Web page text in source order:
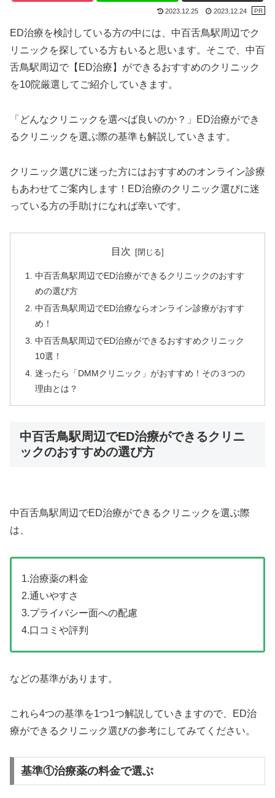
2023.12.25 2023.12.24
ED治療を検討している方の中には、中百舌鳥駅周辺でク
リニックを探している方もいると思います。そこで、中百
舌鳥駅周辺で【ED治療】ができるおすすめのクリニック
を10院厳選してご紹介していきます。
「どんなクリニックを選べば良いのか？」ED治療ができ
るクリニックを選ぶ際の基準も解説していきます。
クリニック選びに迷った方にはおすすめのオンライン診療
もあわせてご案内します！ED治療のクリニック選びに迷
っている方の手助けになれば幸いです。
目次
中百舌鳥駅周辺でED治療ができるクリニックのおすす
めの選び方
中百舌鳥駅周辺でED治療ならオンライン診療がおすす
め！
中百舌鳥駅周辺でED治療ができるおすすめクリニック
10選！
迷ったら「DMMクリニック」がおすすめ！その３つの
理由とは？
中百舌鳥駅周辺でED治療ができるクリニ
ックのおすすめの選び方
中百舌鳥駅周辺でED治療ができるクリニックを選ぶ際
は、
1.治療薬の料金
2.通いやすさ
3.プライバシー面への配慮
4.口コミや評判
などの基準があります。
これら4つの基準を1つ1つ解説していきますので、ED治
療ができるクリニック選びの参考にしてみてください。
基準①治療薬の料金で選ぶ